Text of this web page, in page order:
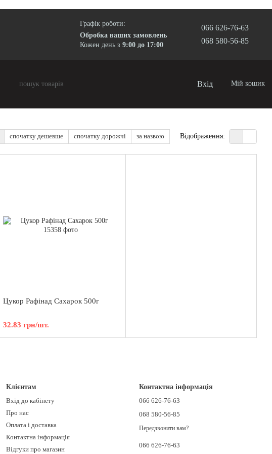
Графік роботи:
Обробка ваших замовлень
Кожен день з 9:00 до 17:00
066 626-76-63
068 580-56-85
Вхід Мій кошик
спочатку дешевше спочатку дорожчі за назвою Відображення:
Цукор Рафiнад Сахарок 500г
32.83 грн/шт.
Клієнтам
Вхід до кабінету
Про нас
Оплата і доставка
Контактна інформація
Відгуки про магазин
Контактна інформація
066 626-76-63
068 580-56-85
Передзвонити вам?
066 626-76-63